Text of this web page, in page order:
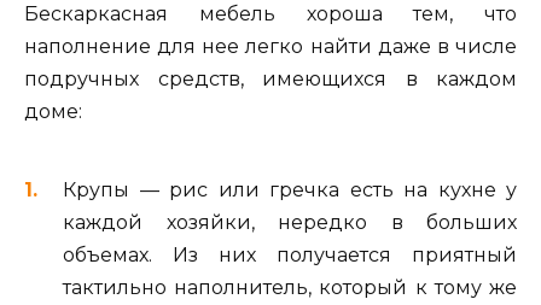
Бескаркасная мебель хороша тем, что
наполнение для нее легко найти даже в числе
подручных средств, имеющихся в каждом
доме:
Крупы — рис или гречка есть на кухне у
каждой хозяйки, нередко в больших
объемах. Из них получается приятный
тактильно наполнитель, который к тому же